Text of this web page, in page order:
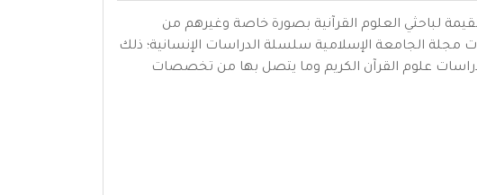
لباحثي العلوم القرآنية بصورة خاصة وغيرهم من
الجامعة الإسلامية سلسلة الدراسات الإنسانية؛ ذلك
علوم القرآن الكريم وما يتصل بها من تخصصات